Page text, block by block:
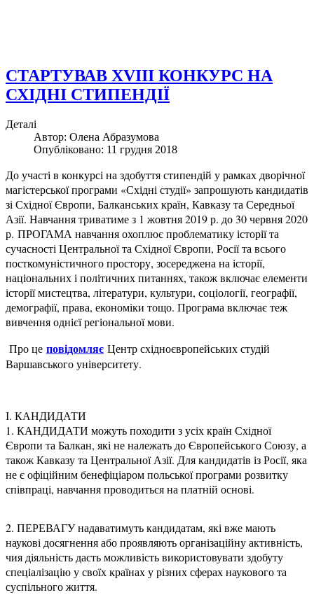
СТАРТУВАВ XVIII КОНКУРС НА
СХІДНІ СТИПЕНДІЇ
Деталі
Автор: Олена Абразумова
Опубліковано: 11 грудня 2018
До участі в конкурсі на здобуття стипендій у рамках дворічної
магістерської програми «Східні студії» запрошують кандидатів
зі Східної Європи, Балканських країн, Кавказу та Середньої
Азії. Навчання триватиме з 1 жовтня 2019 р. до 30 червня 2020
р. ПРОГАМА навчання охоплює проблематику історії та
сучасності Центральної та Східної Європи, Росії та всього
посткомуністичного простору, зосереджена на історії,
національних і політичних питаннях, також включає елементи
історії мистецтва, літератури, культури, соціології, географії,
демографії, права, економіки тощо. Програма включає теж
вивчення однієї регіональної мови.
Про це повідомляє Центр східноєвропейських студій
Варшавського університету.
І. КАНДИДАТИ
1. КАНДИДАТИ можуть походити з усіх країн Східної
Європи та Балкан, які не належать до Європейського Союзу, а
також Кавказу та Центральної Азії. Для кандидатів із Росії, яка
не є офіційним бенефіціаром польської програми розвитку
співпраці, навчання проводиться на платній основі.
2. ПЕРЕВАГУ надаватимуть кандидатам, які вже мають
наукові досягнення або проявляють організаційну активність,
чия діяльність дасть можливість використовувати здобуту
спеціалізацію у своїх країнах у різних сферах наукового та
суспільного життя.